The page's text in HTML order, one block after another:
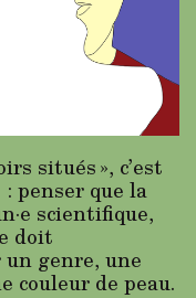
situés », c’est
penser que la
scientifique,
doit
genre, une
couleur de peau.